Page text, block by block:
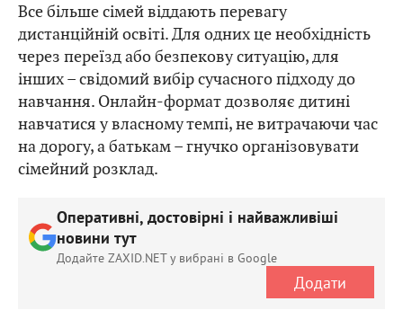
Все більше сімей віддають перевагу
дистанційній освіті. Для одних це необхідність
через переїзд або безпекову ситуацію, для
інших – свідомий вибір сучасного підходу до
навчання. Онлайн-формат дозволяє дитині
навчатися у власному темпі, не витрачаючи час
на дорогу, а батькам – гнучко організовувати
сімейний розклад.
Оперативні, достовірні і найважливіші
новини тут
Додайте ZAXID.NET у вибрані в Google
Додати